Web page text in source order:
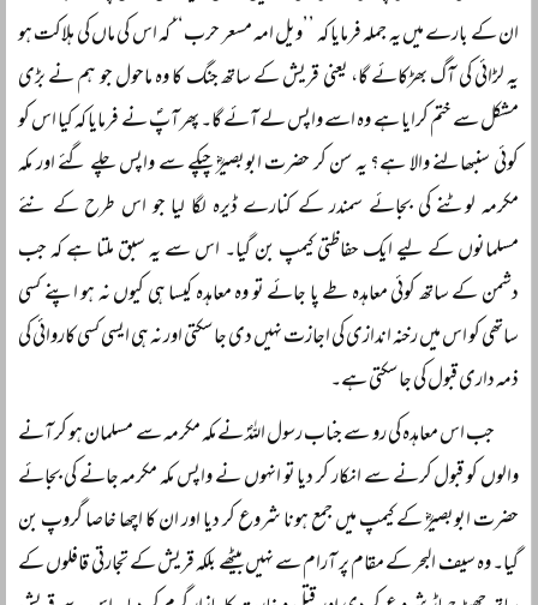
ان کے بارے میں یہ جملہ فرمایا کہ ’’ویل امہ مسعر حرب‘‘ کہ اس کی ماں کی ہلاکت ہو
یہ لڑائی کی آگ بھڑکائے گا، یعنی قریش کے ساتھ جنگ کا وہ ماحول جو ہم نے بڑی
مشکل سے ختم کرایا ہے وہ اسے واپس لے آئے گا۔ پھر آپؐ نے فرمایا کہ کیا اس کو
کوئی سنبھالنے والا ہے؟ یہ سن کر حضرت ابوبصیرؓ چپکے سے واپس چلے گئے اور مکہ
مکرمہ لوٹنے کی بجائے سمندر کے کنارے ڈیرہ لگا لیا جو اس طرح کے نئے
مسلمانوں کے لیے ایک حفاظتی کیمپ بن گیا۔ اس سے یہ سبق ملتا ہے کہ جب
دشمن کے ساتھ کوئی معاہدہ طے پا جائے تو وہ معاہدہ کیسا ہی کیوں نہ ہو اپنے کسی
ساتھی کو اس میں رخنہ اندازی کی اجازت نہیں دی جا سکتی اور نہ ہی ایسی کسی کاروائی کی
ذمہ داری قبول کی جا سکتی ہے۔
جب اس معاہدہ کی رو سے جناب رسول اللہؐ نے مکہ مکرمہ سے مسلمان ہو کر آنے
والوں کو قبول کرنے سے انکار کر دیا تو انہوں نے واپس مکہ مکرمہ جانے کی بجائے
حضرت ابوبصیرؓ کے کیمپ میں جمع ہونا شروع کر دیا اور ان کا اچھا خاصا گروپ بن
گیا۔ وہ سیف البحر کے مقام پر آرام سے نہیں بیٹھے بلکہ قریش کے تجارتی قافلوں کے